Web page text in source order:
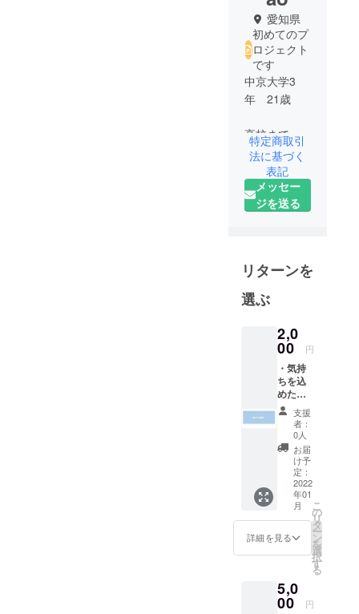
愛知県
初めてのプ
ロジェクト
です
中京大学3
年 21歳
高校まで競
泳競技に打
ち込んでお
り、全国
ジュニアオ
した経験が
あります。
現在は、公
認会計士試
験に向けて
勉強してい
ます。
特定商取引
法に基づく
表記
メッセー
ジを送る
リターンを
選ぶ
2,0
00 円
・気持
ちを込
めた感
謝の
メッ
セージ
を送ら
せてい
ただき
ます。
支援
者：
0人
お届
け予
定：
2022
年01
月
詳細を見る
こ
の
リ
タ
ー
ン
を
選
択
す
る
5,0
00 円